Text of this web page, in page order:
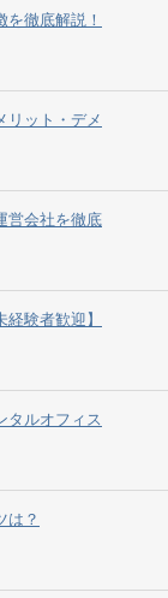
徹底解説！
リット・デメ
営会社を徹底
験者歓迎】
タルオフィス
は？